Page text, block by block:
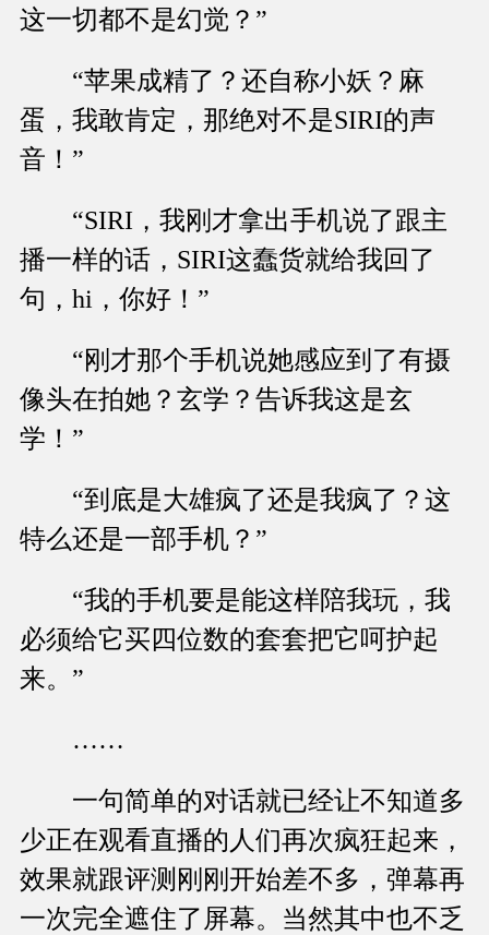
这一切都不是幻觉？”
“苹果成精了？还自称小妖？麻
蛋，我敢肯定，那绝对不是SIRI的声
音！”
“SIRI，我刚才拿出手机说了跟主
播一样的话，SIRI这蠢货就给我回了
句，hi，你好！”
“刚才那个手机说她感应到了有摄
像头在拍她？玄学？告诉我这是玄
学！”
“到底是大雄疯了还是我疯了？这
特么还是一部手机？”
“我的手机要是能这样陪我玩，我
必须给它买四位数的套套把它呵护起
来。”
……
一句简单的对话就已经让不知道多
少正在观看直播的人们再次疯狂起来，
效果就跟评测刚刚开始差不多，弹幕再
一次完全遮住了屏幕。当然其中也不乏